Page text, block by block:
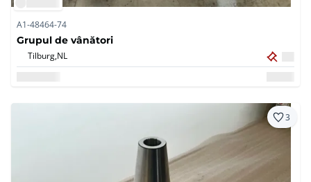
A1-48464-74
Grupul de vânători
Tilburg,NL
3